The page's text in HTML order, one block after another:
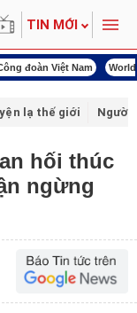
TIN MỚI
đoàn Việt Nam
lạ thế giới Người
hối thúc
ngừng